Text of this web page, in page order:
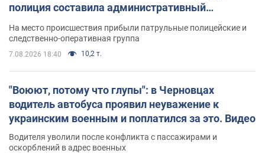
полиция составила административный
На место происшествия прибыли патрульные полицейские и
следственно-оперативная группа
7.08.2026 18:40 10,2 т.
"Воюют, потому что глупы": в Черновцах
водитель автобуса проявил неуважение к
украинским военным и поплатился за это. Видео
Водителя уволили после конфликта с пассажирами и
оскорблений в адрес военных